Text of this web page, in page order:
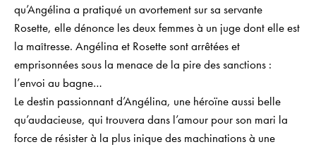
qu’Angélina a pratiqué un avortement sur sa servante
Rosette, elle dénonce les deux femmes à un juge dont elle est
la maîtresse. Angélina et Rosette sont arrêtées et
emprisonnées sous la menace de la pire des sanctions :
l’envoi au bagne…
Le destin passionnant d’Angélina, une héroïne aussi belle
qu’audacieuse, qui trouvera dans l’amour pour son mari la
force de résister à la plus inique des machinations à une